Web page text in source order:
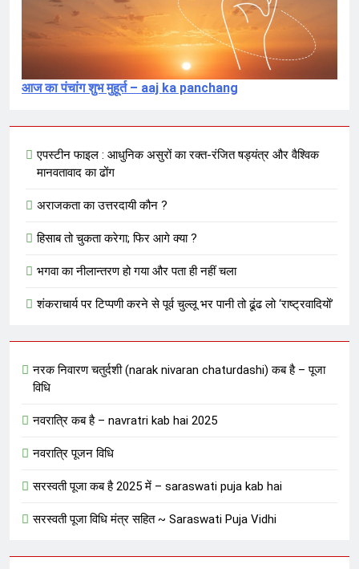
आज का पंचांग शुभ मुहूर्त – aaj ka panchang
एपस्टीन फाइल : आधुनिक असुरों का रक्त-रंजित षड्यंत्र और वैश्विक
मानवतावाद का ढोंग
अराजकता का उत्तरदायी कौन ?
हिसाब तो चुकता करेगा; फिर आगे क्या ?
भगवा का नीलान्तरण हो गया और पता ही नहीं चला
शंकराचार्य पर टिप्पणी करने से पूर्व चुल्लू भर पानी तो ढूंढ लो ‘राष्ट्रवादियों’
नरक निवारण चतुर्दशी (narak nivaran chaturdashi) कब है – पूजा
विधि
नवरात्रि कब है – navratri kab hai 2025
नवरात्रि पूजन विधि
सरस्वती पूजा कब है 2025 में – saraswati puja kab hai
सरस्वती पूजा विधि मंत्र सहित ~ Saraswati Puja Vidhi